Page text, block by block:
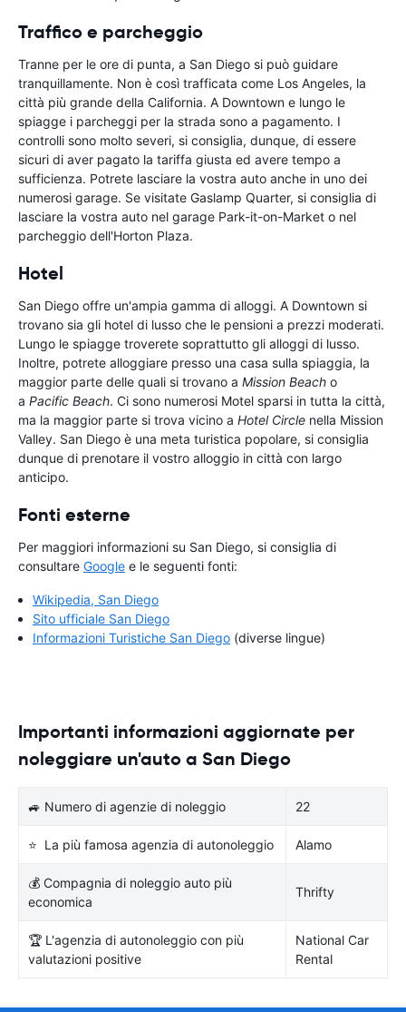
Traffico e parcheggio
Tranne per le ore di punta, a San Diego si può guidare
tranquillamente. Non è così trafficata come Los Angeles, la
città più grande della California. A Downtown e lungo le
spiagge i parcheggi per la strada sono a pagamento. I
controlli sono molto severi, si consiglia, dunque, di essere
sicuri di aver pagato la tariffa giusta ed avere tempo a
sufficienza. Potrete lasciare la vostra auto anche in uno dei
numerosi garage. Se visitate Gaslamp Quarter, si consiglia di
lasciare la vostra auto nel garage Park-it-on-Market o nel
parcheggio dell'Horton Plaza.
Hotel
San Diego offre un'ampia gamma di alloggi. A Downtown si
trovano sia gli hotel di lusso che le pensioni a prezzi moderati.
Lungo le spiagge troverete soprattutto gli alloggi di lusso.
Inoltre, potrete alloggiare presso una casa sulla spiaggia, la
maggior parte delle quali si trovano a Mission Beach o
a Pacific Beach. Ci sono numerosi Motel sparsi in tutta la città,
ma la maggior parte si trova vicino a Hotel Circle nella Mission
Valley. San Diego è una meta turistica popolare, si consiglia
dunque di prenotare il vostro alloggio in città con largo
anticipo.
Fonti esterne
Per maggiori informazioni su San Diego, si consiglia di
consultare Google e le seguenti fonti:
Wikipedia, San Diego
Sito ufficiale San Diego
Informazioni Turistiche San Diego (diverse lingue)
Importanti informazioni aggiornate per
noleggiare un'auto a San Diego
🚙 Numero di agenzie di noleggio 22
⭐ La più famosa agenzia di autonoleggio Alamo
💰 Compagnia di noleggio auto più
economica
Thrifty
🏆 L'agenzia di autonoleggio con più
valutazioni positive
National Car
Rental